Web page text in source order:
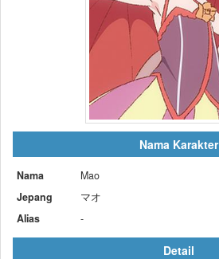
Nama Karakter
Nama
Mao
Jepang
マオ
Alias
-
Detail